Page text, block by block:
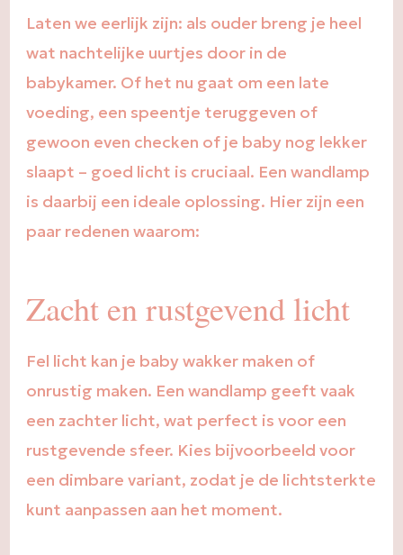
Laten we eerlijk zijn: als ouder breng je heel
wat nachtelijke uurtjes door in de
babykamer. Of het nu gaat om een late
voeding, een speentje teruggeven of
gewoon even checken of je baby nog lekker
slaapt – goed licht is cruciaal. Een wandlamp
is daarbij een ideale oplossing. Hier zijn een
paar redenen waarom:
Zacht en rustgevend licht
Fel licht kan je baby wakker maken of
onrustig maken. Een wandlamp geeft vaak
een zachter licht, wat perfect is voor een
rustgevende sfeer. Kies bijvoorbeeld voor
een dimbare variant, zodat je de lichtsterkte
kunt aanpassen aan het moment.